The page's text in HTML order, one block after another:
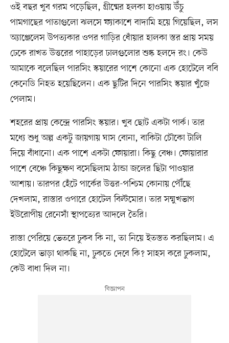
ওই বছর খুব গরম পড়েছিল, গ্রীষ্মের হলকা হাওয়ায় উঁচু
পামগাছের পাতাগুলো ঝলসে ফ্যাকাশে বাদামি হয়ে গিয়েছিল, লস
অ্যাঞ্জেলেস উপত্যকার ওপর গাড়ির ধোঁয়ার হালকা স্তর প্রায় সময়
ঢেকে রাখত উত্তরের পাহাড়ের ঢালগুলোর শুষ্ক হলদে রং। কেউ
আমাকে বলেছিল পারসিং স্কয়ারের পাশে কোনো এক হোটেলে ববি
কেনেডি নিহত হয়েছিলেন। এক ছুটির দিনে পারসিং স্কয়ার খুঁজে
পেলাম।
শহরের প্রায় কেন্দ্রে পারসিং স্কয়ার। খুব ছোট একটা পার্ক। তার
মধ্যে শুধু অল্প একটু জায়গায় ঘাস বোনা, বাকিটা চৌকো টালি
দিয়ে বাঁধানো। এক পাশে একটা ফোয়ারা। কিছু বেঞ্চ। ফোয়ারার
পাশে বেঞ্চে কিছুক্ষণ বসেছিলাম ঠান্ডা জলের ছিটা পাওয়ার
আশায়। তারপর হেঁটে পার্কের উত্তর-পশ্চিম কোনায় পৌঁছে
দেখলাম, রাস্তার ওপারে হোটেল বিল্টমোর। তার সম্মুখভাগ
ইউরোপীয় রেনেসাঁ স্থাপত্যের আদলে তৈরি।
রাস্তা পেরিয়ে ভেতরে ঢুকব কি না, তা নিয়ে ইতস্তত করছিলাম। এ
হোটেলে ভাড়া থাকছি না, ঢুকতে দেবে কি? সাহস করে ঢুকলাম,
কেউ বাধা দিল না।